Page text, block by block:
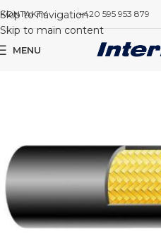
Skip to navigation
Skip to main content
KONTAKTY +420 595 953 879
MENU